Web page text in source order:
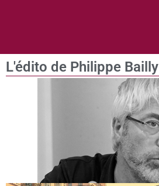
L'édito de Philippe Bailly